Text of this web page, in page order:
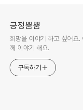
긍정뿜뿜
희망을 이야기 하고 싶어요
께 이야기 해요.
구독하기